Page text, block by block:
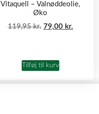
Vitaquell – Valnøddeolie,
Øko
119,95kr. 79,00 kr.
Tilføj til kurv